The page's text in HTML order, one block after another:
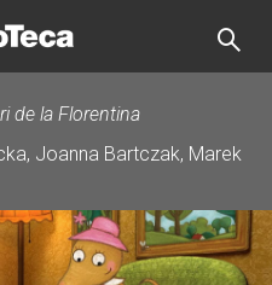
de la Florentina
Joanna Bartczak, Marek